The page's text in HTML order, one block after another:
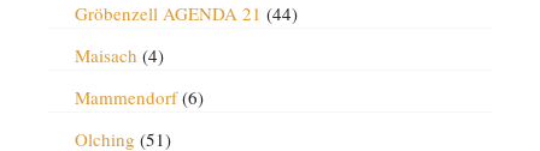
Gröbenzell AGENDA 21 (44)
Maisach (4)
Mammendorf(6)
Olching (51)